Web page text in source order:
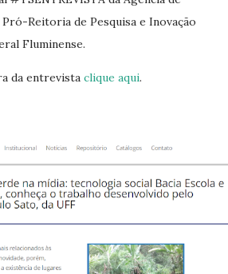
Pró-Reitoria de Pesquisa e Inovação
Fluminense.
da entrevista clique aqui.